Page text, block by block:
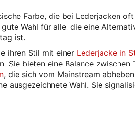
Farbe, die bei Lederjacken
Wahl für alle, die eine
ist.
ihren Stil mit einer Lederjacke in
Sie bieten eine Balance zwischen
, die sich vom Mainstream
ausgezeichnete Wahl. Sie